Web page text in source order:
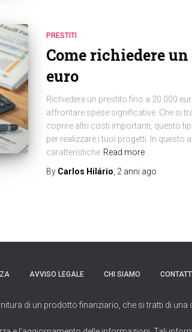
PRESTITI
Come richiedere
euro
Richiedere un prestito fino a 20.000
affrontare spese significative. Che si
coprire altri costi importanti, questo
per realizzare i tuoi progetti. In questo
caratteristiche Read more
By Carlos Hilário 2 anni ago
AVVISO LEGALE CHI SIAMO
di un prodotto finanziario, che si tratti di una